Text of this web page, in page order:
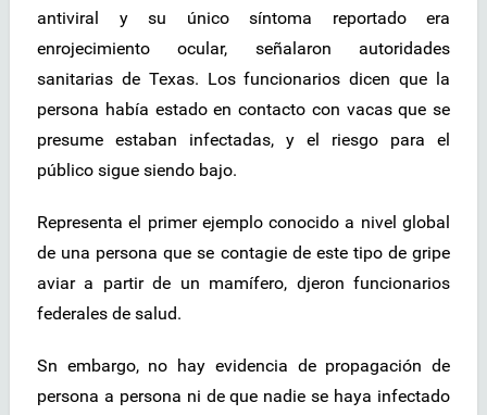
antiviral y su único síntoma reportado era
enrojecimiento ocular, señalaron autoridades
sanitarias de Texas. Los funcionarios dicen que la
persona había estado en contacto con vacas que se
presume estaban infectadas, y el riesgo para el
público sigue siendo bajo.
Representa el primer ejemplo conocido a nivel global
de una persona que se contagie de este tipo de gripe
aviar a partir de un mamífero, djeron funcionarios
federales de salud.
Sn embargo, no hay evidencia de propagación de
persona a persona ni de que nadie se haya infectado